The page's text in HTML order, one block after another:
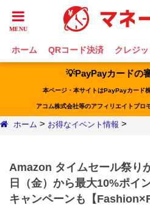
ホーム QRコード決済 クレジ
💡PayPayカードの
本ページ・本サイトはPayPayカード
アコム株式会社等のアフィリエイトプロ
ホーム > お得なイベント情報 >
Amazon タイムセール祭り
日（金）から最大10%ポイ
キャンペーンも【